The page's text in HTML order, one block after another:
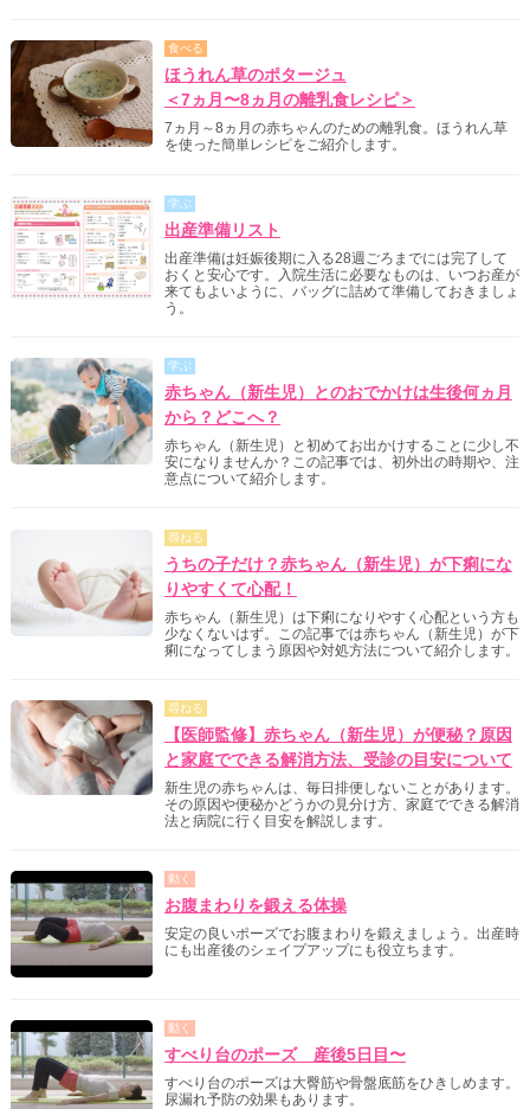
食べる
ほうれん草のポタージュ
＜7ヵ月〜8ヵ月の離乳食レシピ＞
7ヵ月～8ヵ月の赤ちゃんのための離乳食。ほうれん草
を使った簡単レシピをご紹介します。
学ぶ
出産準備リスト
出産準備は妊娠後期に入る28週ごろまでには完了して
おくと安心です。入院生活に必要なものは、いつお産が
来てもよいように、バッグに詰めて準備しておきましょ
う。
学ぶ
赤ちゃん（新生児）とのおでかけは生後何ヵ月
から？どこへ？
赤ちゃん（新生児）と初めてお出かけすることに少し不
安になりませんか？この記事では、初外出の時期や、注
意点について紹介します。
尋ねる
うちの子だけ？赤ちゃん（新生児）が下痢にな
りやすくて心配！
赤ちゃん（新生児）は下痢になりやすく心配という方も
少なくないはず。この記事では赤ちゃん（新生児）が下
痢になってしまう原因や対処方法について紹介します。
尋ねる
【医師監修】赤ちゃん（新生児）が便秘？原因
と家庭でできる解消方法、受診の目安について
新生児の赤ちゃんは、毎日排便しないことがあります。
その原因や便秘かどうかの見分け方、家庭でできる解消
法と病院に行く目安を解説します。
動く
お腹まわりを鍛える体操
安定の良いポーズでお腹まわりを鍛えましょう。出産時
にも出産後のシェイプアップにも役立ちます。
動く
すべり台のポーズ 産後5日目〜
すべり台のポーズは大臀筋や骨盤底筋をひきしめます。
尿漏れ予防の効果もあります。